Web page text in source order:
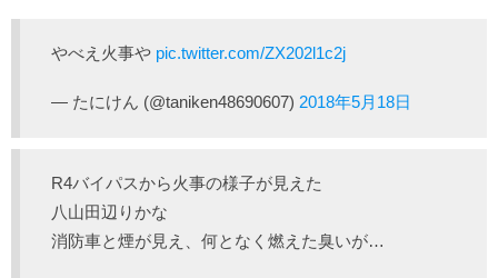
やべえ火事や pic.twitter.com/ZX202l1c2j
— たにけん (@taniken48690607) 2018年5月18日
R4バイパスから火事の様子が見えた
八山田辺りかな
消防車と煙が見え、何となく燃えた臭いが…